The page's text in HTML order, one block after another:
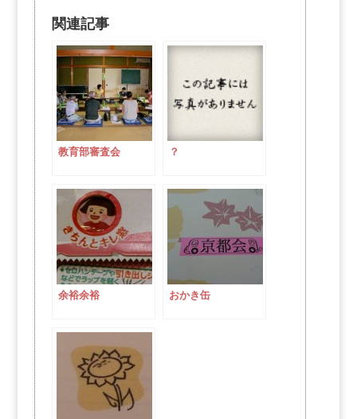
関連記事
教育部審査会 ？
余裕余裕 おかき缶